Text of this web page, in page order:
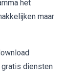
het
maar
gratis diensten